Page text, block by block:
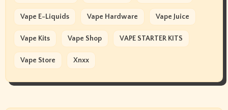
Vape E-Liquids Vape Hardware Vape Juice
Vape Kits Vape Shop VAPE STARTER KITS
Vape Store Xnxx